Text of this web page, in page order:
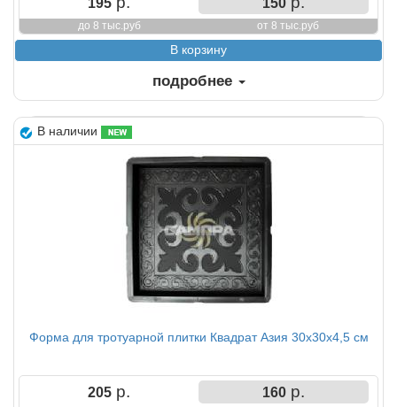
195
до 8 тыс.руб
150
от 8 тыс.руб
подробнее
В наличии
Форма для тротуарной плитки Квадрат Азия 30х30х4,5 см
205 р. 160р.